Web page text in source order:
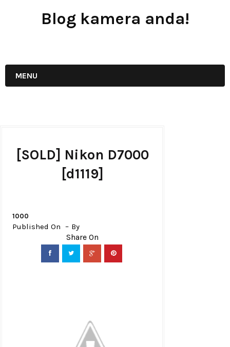
Blog kamera anda!
MENU
[SOLD] Nikon D7000
[d1119]
1000
Published On By